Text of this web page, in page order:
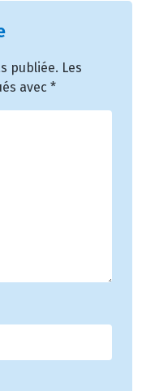
publiée. Les
avec *